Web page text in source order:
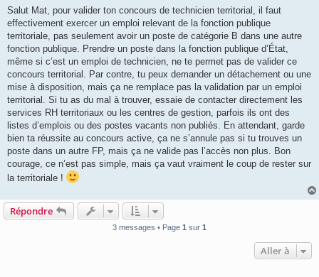
s
a
g
Salut Mat, pour valider ton concours de technicien territorial, il faut
effectivement exercer un emploi relevant de la fonction publique
territoriale, pas seulement avoir un poste de catégorie B dans une autre
fonction publique. Prendre un poste dans la fonction publique d’État,
même si c’est un emploi de technicien, ne te permet pas de valider ce
concours territorial. Par contre, tu peux demander un détachement ou une
mise à disposition, mais ça ne remplace pas la validation par un emploi
territorial. Si tu as du mal à trouver, essaie de contacter directement les
services RH territoriaux ou les centres de gestion, parfois ils ont des
listes d’emplois ou des postes vacants non publiés. En attendant, garde
bien ta réussite au concours active, ça ne s’annule pas si tu trouves un
poste dans un autre FP, mais ça ne valide pas l’accès non plus. Bon
courage, ce n’est pas simple, mais ça vaut vraiment le coup de rester sur
la territoriale !
Répondre
3 messages • Page 1 sur 1
Aller à